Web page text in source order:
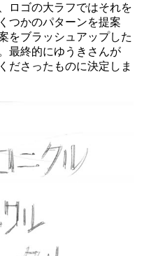
ロゴの大ラフではそれを
つかのパターンを提案
をブラッシュアップした
最終的にゆうきさんが
ださったものに決定しま